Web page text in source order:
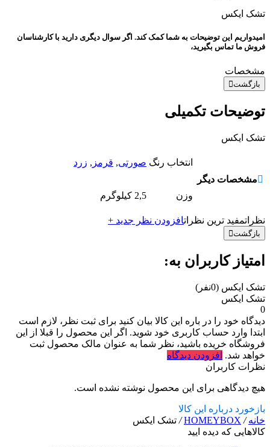
تشک ایکس
امیدواریم این توضیحات به شما کمک کند. اگر سوال دیگری دارید با کارشناسان
فروش ما تماس بگیرید،
مشخصات
بازگشت
توضیحات تکمیلی
تشک ایکس
مشخصات دیگر
انتخاب رنگ صورتی, قرمز , زرد
وزن 2,5 کیلوگرم
نظراتمفید ترین نظراتافزودن نظر جدید +
بازگشت
امتیاز کاربران به:
تشک ایکس (0نفر)
تشک ایکس
0
دیدگاه خود را در باره این کالا بیان کنید برای ثبت نظر، لازم است
ابتدا وارد حساب کاربری خود شوید. اگر این محصول را قبلا از این
فروشگاه خریده باشید، نظر شما به عنوان مالک محصول ثبت
خواهد شد. افزودن دیدگاه
نظرات کاربران
هیچ دیدگاهی برای این محصول نوشته نشده است.
بازخورد درباره این کالا
خانه/
HOMEYBOX
/ تشک ایکس
کالاهایی که دیده ایید